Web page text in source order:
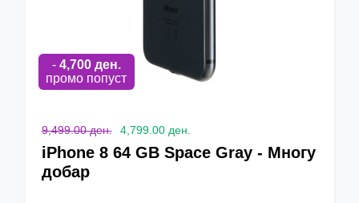
- 4,700ден.
промо попуст
9,499.00 ден. 4,799.00 ден.
iPhone 8 64 GB Space Gray - Многу
добар